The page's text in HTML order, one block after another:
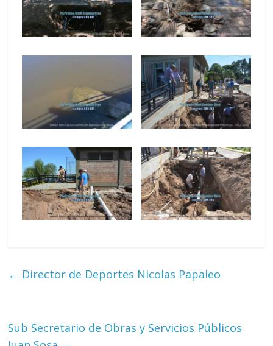
← Director de Deportes Nicolas Papaleo
Sub Secretario de Obras y Servicios Públicos